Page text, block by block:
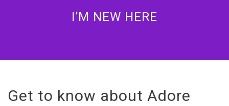
I’M NEW HERE
Get to know about Adore